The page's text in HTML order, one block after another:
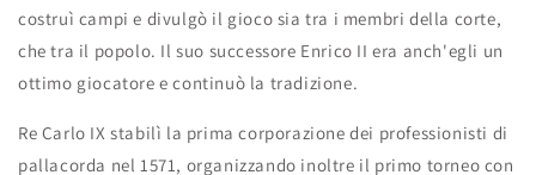
costruì campi e divulgò il gioco sia tra i membri della corte,
che tra il popolo. Il suo successore Enrico II era anch'egli un
ottimo giocatore e continuò la tradizione.
Re Carlo IX stabilì la prima corporazione dei professionisti di
pallacorda nel 1571, organizzando inoltre il primo torneo con